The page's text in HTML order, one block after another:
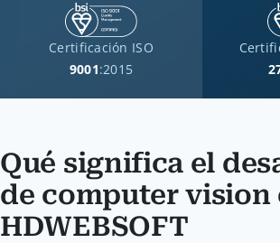
Certificación ISO
9001:2015
Qué significa el
de computer vision
HDWEBSOFT